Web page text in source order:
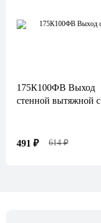
175К100ФВ Выход
стенной вытяжной с
коричневый
491 ₽ 614 ₽